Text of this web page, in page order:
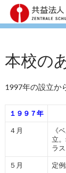
コ
ン
ツ
キ
プ
本校の
1997年の設立か
１９９７年
４月
《
立
ラ
５月 定